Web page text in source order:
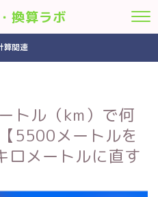
換算ラボ
算関連
トル（km）で何
5500メートルを
ロメートルに直す